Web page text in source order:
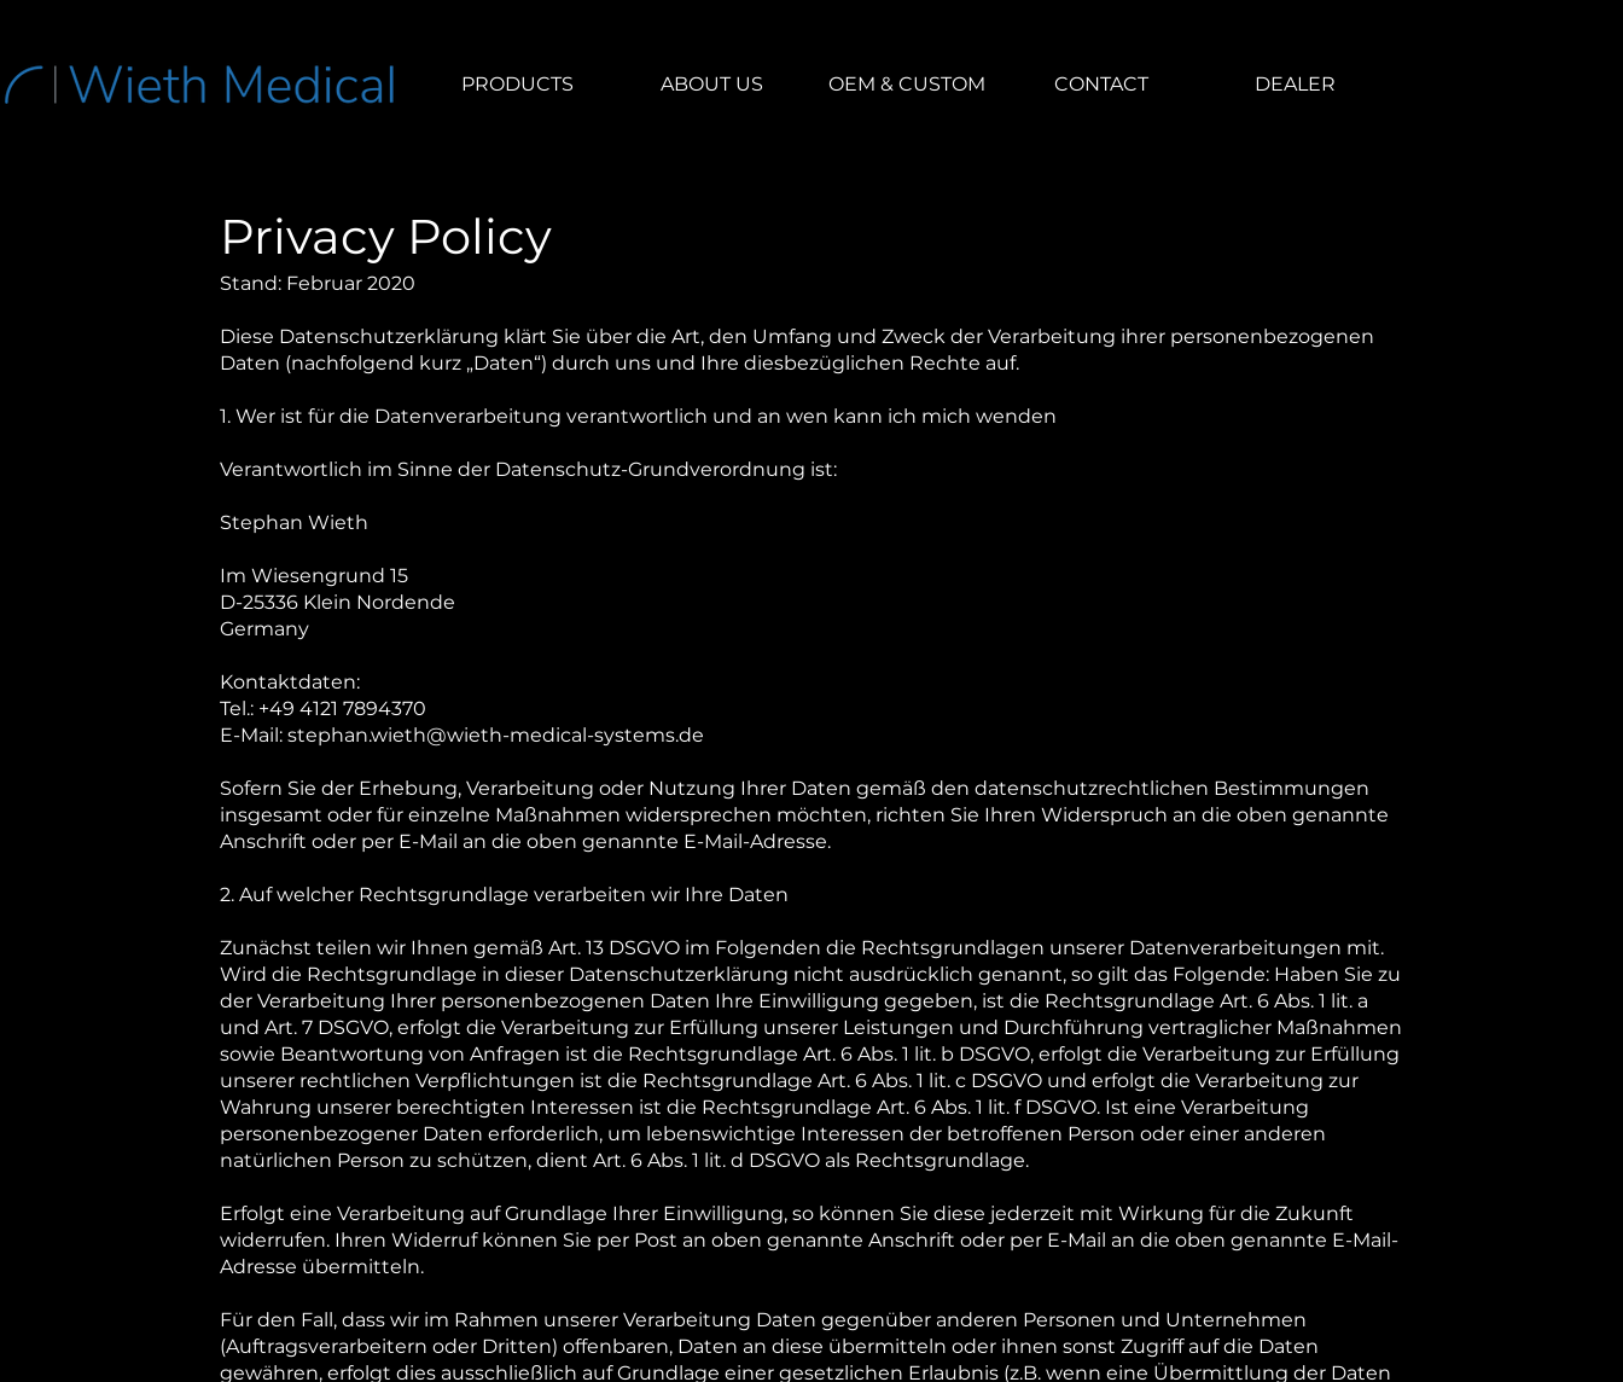
PRODUCTS ABOUT US OEM & CUSTOM CONTACT DEALER
Privacy Policy
Stand: Februar 2020
Diese Datenschutzerklärung klärt Sie über die Art, den Umfang und Zweck der Verarbeitung ihrer personenbezogenen
Daten (nachfolgend kurz „Daten“) durch uns und Ihre diesbezüglichen Rechte auf.
1. Wer ist für die Datenverarbeitung verantwortlich und an wen kann ich mich wenden
Verantwortlich im Sinne der Datenschutz-Grundverordnung ist:
Stephan Wieth
Im Wiesengrund 15
D-25336 Klein Nordende
Germany
Kontaktdaten:
Tel.: +49 4121 7894370
E-Mail: stephan.wieth@wieth-medical-systems.de
Sofern Sie der Erhebung, Verarbeitung oder Nutzung Ihrer Daten gemäß den datenschutzrechtlichen Bestimmungen
insgesamt oder für einzelne Maßnahmen widersprechen möchten, richten Sie Ihren Widerspruch an die oben genannte
Anschrift oder per E-Mail an die oben genannte E-Mail-Adresse.
2. Auf welcher Rechtsgrundlage verarbeiten wir Ihre Daten
Zunächst teilen wir Ihnen gemäß Art. 13 DSGVO im Folgenden die Rechtsgrundlagen unserer Datenverarbeitungen mit.
Wird die Rechtsgrundlage in dieser Datenschutzerklärung nicht ausdrücklich genannt, so gilt das Folgende: Haben Sie zu
der Verarbeitung Ihrer personenbezogenen Daten Ihre Einwilligung gegeben, ist die Rechtsgrundlage Art. 6 Abs. 1 lit. a
und Art. 7 DSGVO, erfolgt die Verarbeitung zur Erfüllung unserer Leistungen und Durchführung vertraglicher Maßnahmen
sowie Beantwortung von Anfragen ist die Rechtsgrundlage Art. 6 Abs. 1 lit. b DSGVO, erfolgt die Verarbeitung zur Erfüllung
unserer rechtlichen Verpflichtungen ist die Rechtsgrundlage Art. 6 Abs. 1 lit. c DSGVO und erfolgt die Verarbeitung zur
Wahrung unserer berechtigten Interessen ist die Rechtsgrundlage Art. 6 Abs. 1 lit. f DSGVO. Ist eine Verarbeitung
personenbezogener Daten erforderlich, um lebenswichtige Interessen der betroffenen Person oder einer anderen
natürlichen Person zu schützen, dient Art. 6 Abs. 1 lit. d DSGVO als Rechtsgrundlage.
Erfolgt eine Verarbeitung auf Grundlage Ihrer Einwilligung, so können Sie diese jederzeit mit Wirkung für die Zukunft
widerrufen. Ihren Widerruf können Sie per Post an oben genannte Anschrift oder per E-Mail an die oben genannte E-Mail-
Adresse übermitteln.
Für den Fall, dass wir im Rahmen unserer Verarbeitung Daten gegenüber anderen Personen und Unternehmen
(Auftragsverarbeitern oder Dritten) offenbaren, Daten an diese übermitteln oder ihnen sonst Zugriff auf die Daten
gewähren, erfolgt dies ausschließlich auf Grundlage einer gesetzlichen Erlaubnis (z.B. wenn eine Übermittlung der Daten